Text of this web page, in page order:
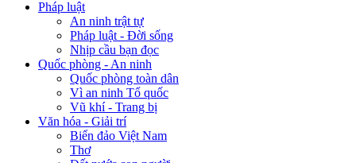
Pháp luật
An ninh trật tự
Pháp luật - Đời sống
Nhịp cầu bạn đọc
Quốc phòng - An ninh
Quốc phòng toàn dân
Vì an ninh Tổ quốc
Vũ khí - Trang bị
Văn hóa - Giải trí
Biển đảo Việt Nam
Thơ